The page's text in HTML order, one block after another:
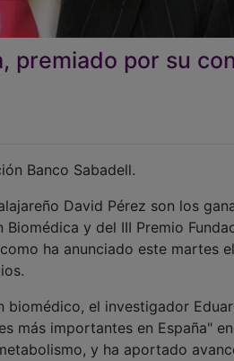
premiado por su
Banco Sabadell.
David Pérez son los
y del III Premio
ha anunciado este martes
el investigador
más importantes en España"
y ha aportado